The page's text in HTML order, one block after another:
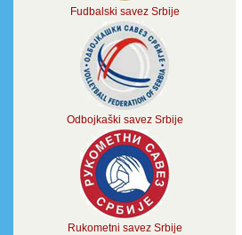
Fudbalski savez Srbije
Odbojkaški savez Srbije
Rukometni savez Srbije